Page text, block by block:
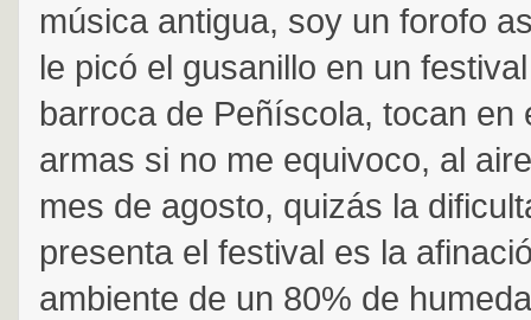
música antigua, soy un forofo
le picó el gusanillo en un
barroca de Peñíscola, tocan en
armas si no me equivoco, al
mes de agosto, quizás la
presenta el festival es la
ambiente de un 80% de